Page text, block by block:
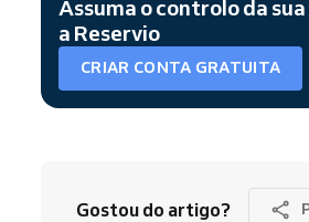
Assuma o controlo da
a Reservio
CRIAR CONTA GRATUITA
Gostou do artigo?